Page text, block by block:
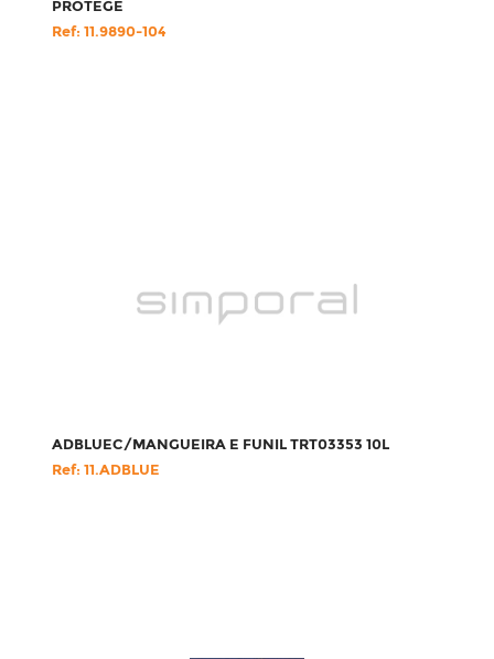
PROTEGE
Ref: 11.9890-104
ADBLUEC/MANGUEIRA E FUNIL TRT03353 10L
Ref: 11.ADBLUE